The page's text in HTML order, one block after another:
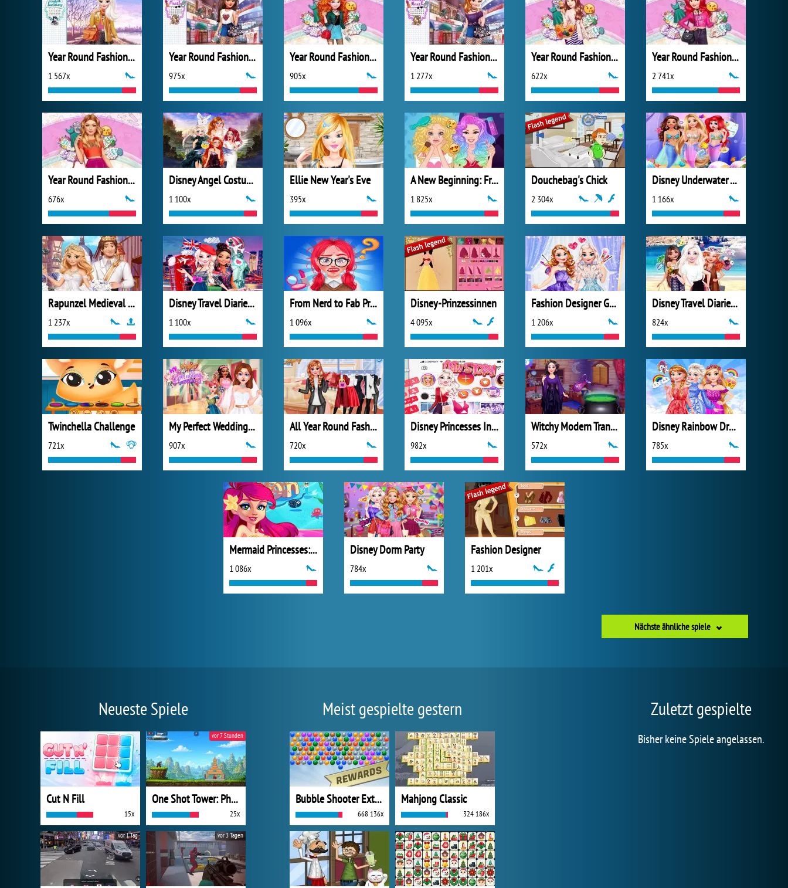
Year Round Fashionista: Elsa
1 567x
Year Round Fashionista: Moana
975x
Year Round Fashionista: Merida
905x
Year Round Fashionista: Anna
1 277x
Year Round Fashionista: Belle
622x
Year Round Fashionista: Ariel
2 741x
Year Round Fashionista: Gigi Hadid
676x
Disney Angel Costumes
1 100x
Ellie New Year's Eve
395x
A New Beginning: From Sad To Fab
1 825x
Douchebag's Chick
2 304x
Disney Underwater Adventure
1 166x
Rapunzel Medieval Wedding
1 237x
Disney Travel Diaries: City Break
1 100x
From Nerd to Fab Prom Edition
1 096x
Disney-Prinzessinnen
4 095x
Fashion Designer Gala
1 206x
Disney Travel Diaries: Greece
824x
Twinchella Challenge
721x
My Perfect Wedding Planner
907x
All Year Round Fashion Addict Ice Princess
720x
Disney Princesses Instagram Stories
982x
Witchy Modern Transformation
572x
Disney Rainbow Dressup
785x
Mermaid Princesses: Underwater Games
1 086x
Disney Dorm Party
784x
Fashion Designer
1 201x
Nächste ähnliche spiele
Neueste Spiele
Cut N Fill
15x
One Shot Tower: Physics Destroyer
25x
vor 7 Stunden
vor 1 Tag vor 3 Tagen
Meist gespielte gestern
Bubble Shooter Extreme
668 136x
Mahjong Classic
324 186x
Zuletzt gespielte
Bisher keine Spiele angelassen.